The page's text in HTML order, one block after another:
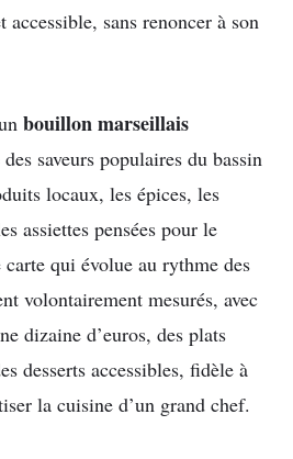
accessible, sans renoncer à son
bouillon marseillais
saveurs populaires du bassin
locaux, les épices, les
assiettes pensées pour le
qui évolue au rythme des
volontairement mesurés, avec
dizaine d’euros, des plats
desserts accessibles, fidèle à
la cuisine d’un grand chef.